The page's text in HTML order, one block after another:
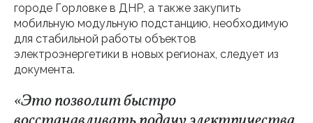
городе Горловке в ДНР, а также закупить
мобильную модульную подстанцию, необходимую
для стабильной работы объектов
электроэнергетики в новых регионах, следует из
документа.
«Это позволит быстро